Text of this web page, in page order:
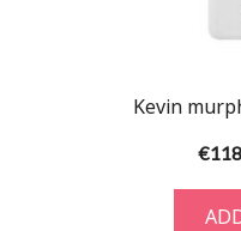
Kevin
€